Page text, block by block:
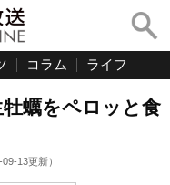
コラム ライフ
蠣をペロッと食
09-13更新）